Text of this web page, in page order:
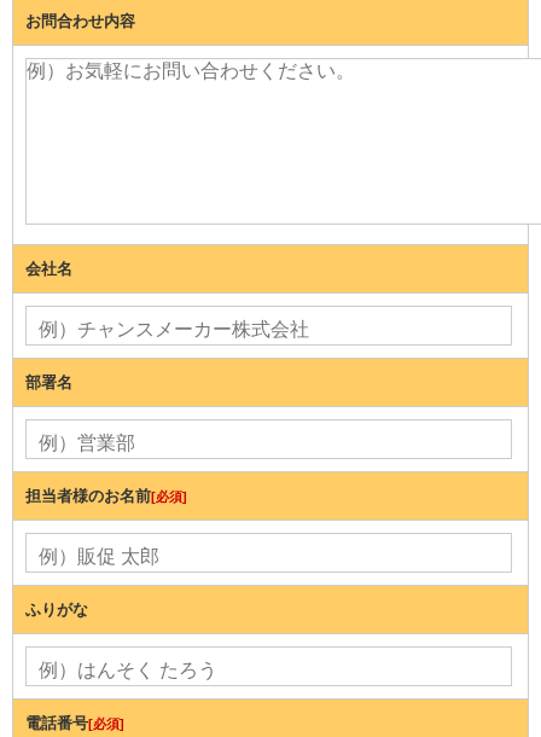
お問合わせ内容
会社名
部署名
担当者様のお名前[必須]
ふりがな
電話番号[必須]